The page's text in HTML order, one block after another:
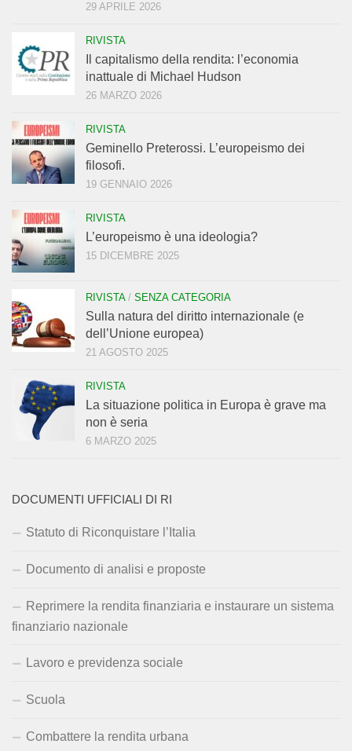
29 APRILE 2026
RIVISTA
Il capitalismo della rendita: l’economia
inattuale di Michael Hudson
26 MARZO 2026
RIVISTA
Geminello Preterossi. L’europeismo dei
filosofi.
19 GENNAIO 2026
RIVISTA
L’europeismo è una ideologia?
15 DICEMBRE 2025
RIVISTA/ SENZA CATEGORIA
Sulla natura del diritto internazionale (e
dell’Unione europea)
21 AGOSTO 2025
RIVISTA
La situazione politica in Europa è grave ma
non è seria
6 MARZO 2025
DOCUMENTI UFFICIALI DI RI
Statuto di Riconquistare l’Italia
Documento di analisi e proposte
Reprimere la rendita finanziaria e instaurare un sistema
finanziario nazionale
Lavoro e previdenza sociale
Scuola
Combattere la rendita urbana